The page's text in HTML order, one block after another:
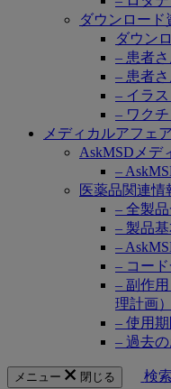
ダウンロード
ダウン
– 患者
– 患者
– イラ
– ワク
メディカルアフェ
AskMSDメデ
–
医薬品関連情
– 全製
– 製品
–
– コー
– 副作
理計画）
– 使用
– 過去
メニュー 閉じる
検索